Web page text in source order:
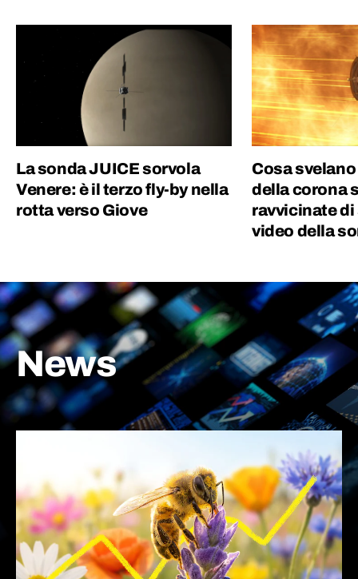
La sonda JUICE sorvola
Venere: è il terzo fly-by nella
rotta verso Giove
Cosa
della corona
ravvicinate
video della
News